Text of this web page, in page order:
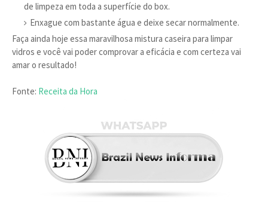
de limpeza em toda a superfície do box.
Enxague com bastante água e deixe secar normalmente.
Faça ainda hoje essa maravilhosa mistura caseira para limpar
vidros e você vai poder comprovar a eficácia e com certeza vai
amar o resultado!
Fonte: Receita da Hora